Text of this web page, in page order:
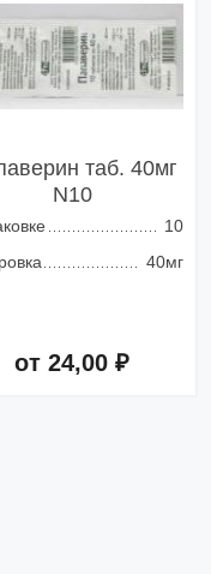
таб. 40мг
N10
10
40мг
от 24,00 ₽